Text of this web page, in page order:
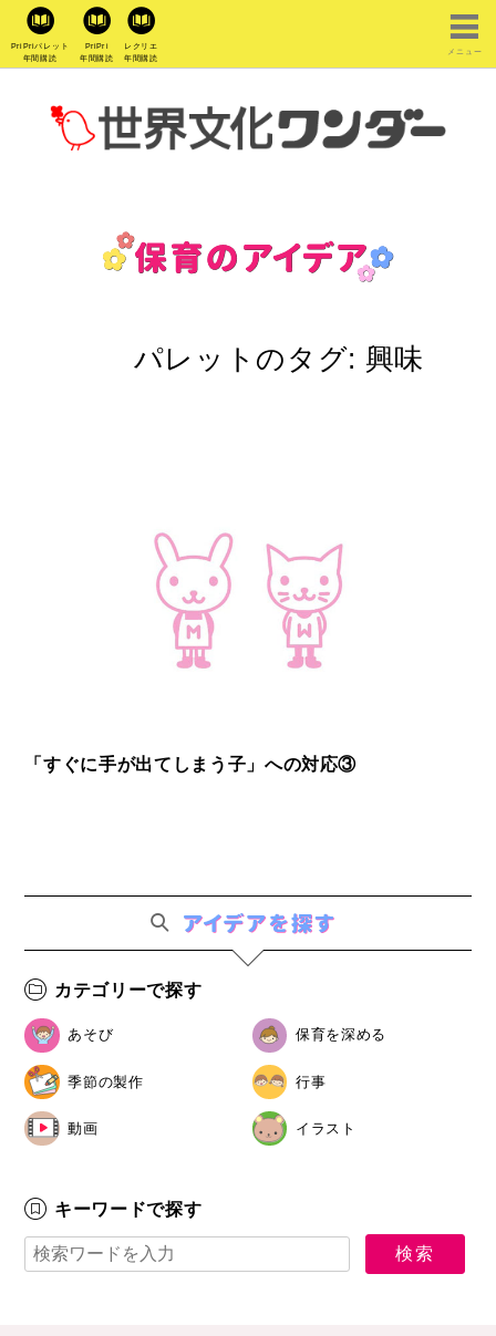
PriPriパレット
年間購読
PriPri
年間購読
レクリエ
年間購読
メニュー
パレットのタグ: 興味
「すぐに手が出てしまう子」への対応③
カテゴリーで探す
あそび 保育を深める
季節の製作 行事
動画 イラスト
キーワードで探す